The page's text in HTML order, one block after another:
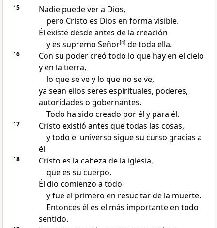
15
Nadie puede ver a Dios,
pero Cristo es Dios en forma visible.
Él existe desde antes de la creación
y es supremo Señor[b]de toda ella.
16
Con su poder creó todo lo que hay en el cielo
y en la tierra,
lo que se ve y lo que no se ve,
ya sean ellos seres espirituales, poderes,
autoridades o gobernantes.
Todo ha sido creado por él y para él.
17
Cristo existió antes que todas las cosas,
y todo el universo sigue su curso gracias a
él.
18
Cristo es la cabeza de la iglesia,
que es su cuerpo.
Él dio comienzo a todo
y fue el primero en resucitar de la muerte.
Entonces él es el más importante en todo
sentido.